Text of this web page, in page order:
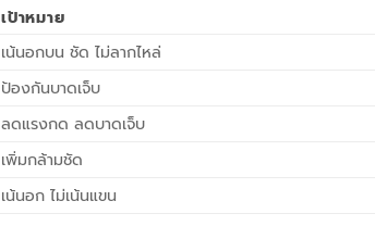
เป้าหมาย
เน้นอกบน ชัด ไม่ลากไหล่
ป้องกันบาดเจ็บ
ลดแรงกด ลดบาดเจ็บ
เพิ่มกล้ามชัด
เน้นอก ไม่เน้นแขน